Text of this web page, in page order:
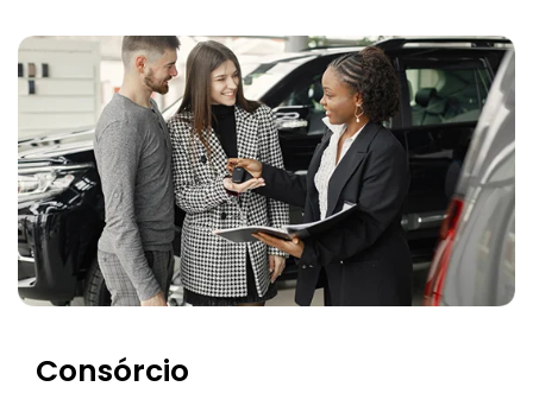
Consórcio